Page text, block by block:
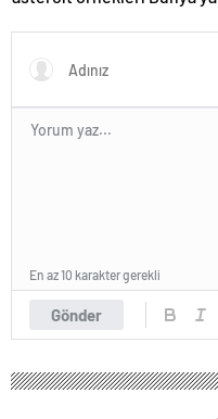
başlangıcına ışık tutabilir
Gönder
En az 10 karakter gerekli